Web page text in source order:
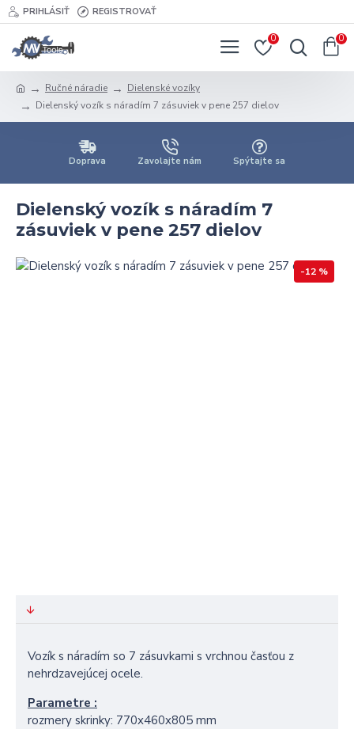
PRIHLÁSIŤ REGISTROVAŤ
0 0
Ručné náradie
Dielenské vozíky
Dielenský vozík s náradím 7 zásuviek v pene 257 dielov
Doprava Zavolajte nám Spýtajte sa
Dielenský vozík s náradím 7
zásuviek v pene 257 dielov
-12 %
Vozík s náradím so 7 zásuvkami s vrchnou časťou z
nehrdzavejúcej ocele.
Parametre :
rozmery skrinky: 770x460x805 mm